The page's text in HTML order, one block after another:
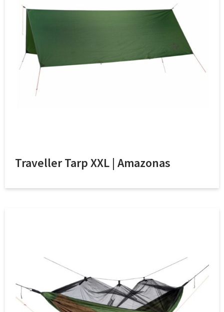
Traveller Tarp XXL | Amazonas